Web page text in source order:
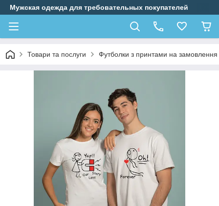
Мужская одежда для требовательных покупателей
Товари та послуги Футболки з принтами на замовлення